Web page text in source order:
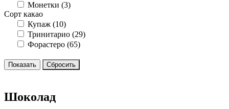
Монетки (3)
Сорт какао
Купаж (10)
Тринитарио (29)
Форастеро (65)
Шоколад